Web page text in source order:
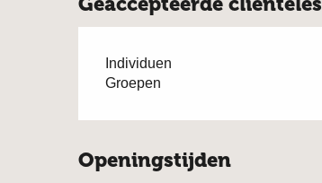
Individuen
Groepen
Openingstijden